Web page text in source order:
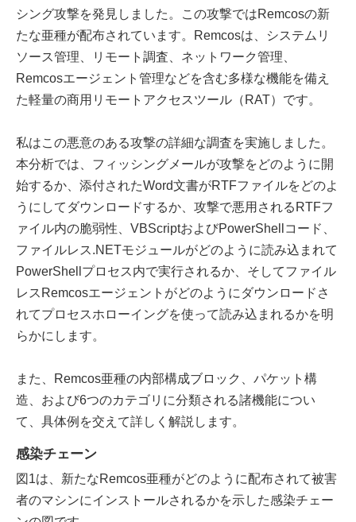
シング攻撃を発見しました。この攻撃ではRemcosの新
たな亜種が配布されています。Remcosは、システムリ
ソース管理、リモート調査、ネットワーク管理、
Remcosエージェント管理などを含む多様な機能を備え
た軽量の商用リモートアクセスツール（RAT）です。
私はこの悪意のある攻撃の詳細な調査を実施しました。
本分析では、フィッシングメールが攻撃をどのように開
始するか、添付されたWord文書がRTFファイルをどのよ
うにしてダウンロードするか、攻撃で悪用されるRTFフ
ァイル内の脆弱性、VBScriptおよびPowerShellコード、
ファイルレス.NETモジュールがどのように読み込まれて
PowerShellプロセス内で実行されるか、そしてファイル
レスRemcosエージェントがどのようにダウンロードさ
れてプロセスホローイングを使って読み込まれるかを明
らかにします。
また、Remcos亜種の内部構成ブロック、パケット構
造、および6つのカテゴリに分類される諸機能につい
て、具体例を交えて詳しく解説します。
感染チェーン
図1は、新たなRemcos亜種がどのように配布されて被害
者のマシンにインストールされるかを示した感染チェー